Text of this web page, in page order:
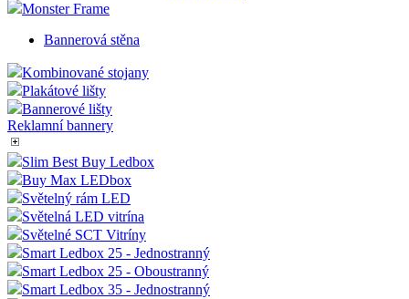
Monster Frame
Bannerová stěna
Kombinované stojany
Plakátové lišty
Bannerové lišty
Reklamní bannery
Slim Best Buy Ledbox
Buy Max LEDbox
Světelný rám LED
Světelná LED vitrína
Světelné SCT Vitríny
Smart Ledbox 25 - Jednostranný
Smart Ledbox 25 - Oboustranný
Smart Ledbox 35 - Jednostranný